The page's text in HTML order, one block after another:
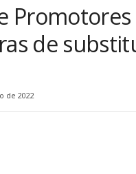
de
de 2022